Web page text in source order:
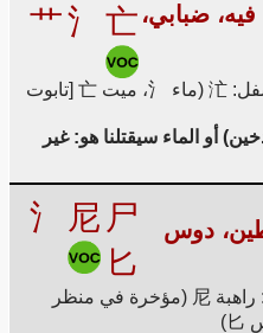
ضبابي،
艹氵 亡
الأعلى: عشب 艹، الأسفل: 汒 (ماء 氵، ميت 亡 [تابوت
أو الماء سيقتلنا هو: غير
دوس 氵 尼 尸
匕
اليسار: ماء 氵، اليمين: راهبة 尼 (مؤخرة في منظر